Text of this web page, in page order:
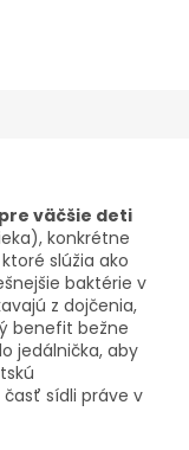
väčšie deti
konkrétne
slúžia ako
baktérie v
z dojčenia,
benefit bežne
jedálnička, aby
sídli práve v